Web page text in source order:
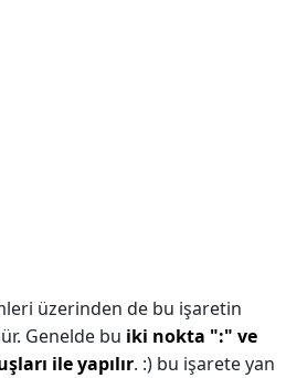
üzerinden de bu işaretin
Genelde bu iki nokta ":" ve
ile yapılır. :) bu işarete yan